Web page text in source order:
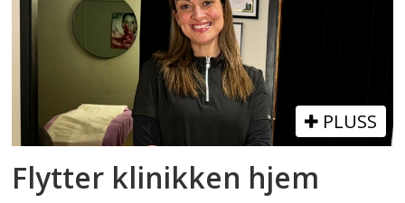
PLUSS
Flytter klinikken hjem